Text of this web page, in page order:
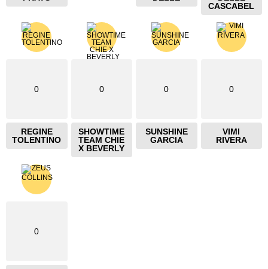
CASCABEL
0
REGINE
TOLENTINO
0
SHOWTIME
TEAM CHIE
X BEVERLY
0
SUNSHINE
GARCIA
0
VIMI
RIVERA
0